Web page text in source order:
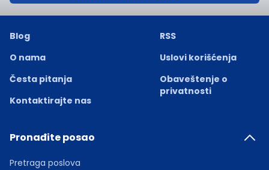
Blog
O nama
Česta pitanja
Kontaktirajte nas
RSS
Uslovi korišćenja
Obaveštenje o
privatnosti
Pronađite posao
Pretraga poslova